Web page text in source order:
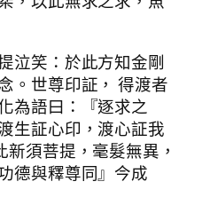
笑：於此方知金剛
。世尊印証， 得渡者
為語曰：『逐求之
生証心印，渡心証我
須菩提，毫髮無異，
德與釋尊同』今成